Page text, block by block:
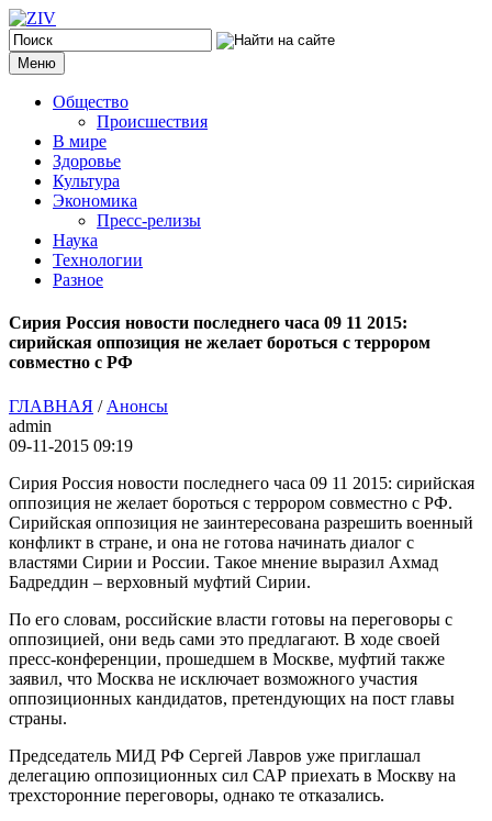
Меню
Общество
Происшествия
В мире
Здоровье
Культура
Экономика
Пресс-релизы
Наука
Технологии
Разное
Сирия Россия новости последнего часа 09 11 2015:
сирийская оппозиция не желает бороться с террором
совместно с РФ
ГЛАВНАЯ / Анонсы
admin
09-11-2015 09:19
Сирия Россия новости последнего часа 09 11 2015: сирийская
оппозиция не желает бороться с террором совместно с РФ.
Сирийская оппозиция не заинтересована разрешить военный
конфликт в стране, и она не готова начинать диалог с
властями Сирии и России. Такое мнение выразил Ахмад
Бадреддин – верховный муфтий Сирии.
По его словам, российские власти готовы на переговоры с
оппозицией, они ведь сами это предлагают. В ходе своей
пресс-конференции, прошедшем в Москве, муфтий также
заявил, что Москва не исключает возможного участия
оппозиционных кандидатов, претендующих на пост главы
страны.
Председатель МИД РФ Сергей Лавров уже приглашал
делегацию оппозиционных сил САР приехать в Москву на
трехсторонние переговоры, однако те отказались.